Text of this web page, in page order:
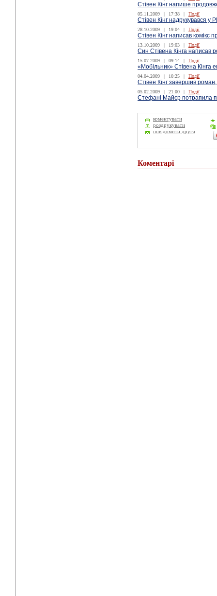
Стівен Кінг напише
05.11.2009 | 17:38 | Події
Cтівен Кінг надрукувався у
28.10.2009 | 19:04 | Події
Стівен Кінг написав комікс
13.10.2009 | 19:03 | Події
Син Стівена Кінга написав
15.07.2009 | 09:14 | Події
«Мобільник» Стівена Кінга
04.04.2009 | 10:25 | Події
Стівен Кінг завершив
05.02.2009 | 21:00 | Події
Стефані Майєр потрапила
коментувати
роздрукувати
повідомити друга
Коментарі